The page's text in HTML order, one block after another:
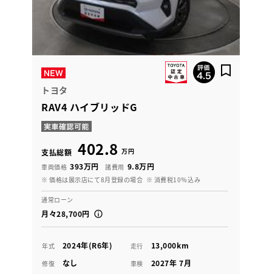
トヨタ
RAV4 ハイブリッドG
支払総額 402.8 万円
車両価格 393万円 諸費用 9.8万円
※ 価格は展示店にて8月登録の場合 ※ 消費税10％込み
通常ローン
月々28,700円
年式 2024年(R6年) 走行 13,000km
修復 なし 車検 2027年 7月